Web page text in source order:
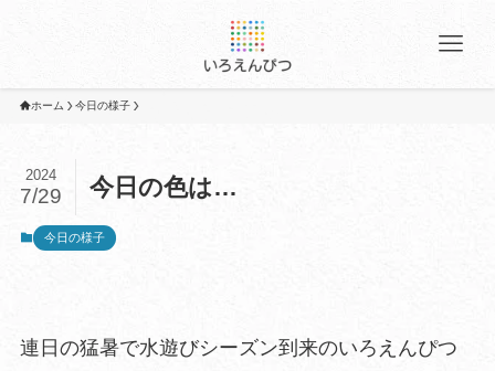
ホーム 今日の様子
今日の色は…
2024
7/29
今日の様子
連日の猛暑で水遊びシーズン到来のいろえんぴつ